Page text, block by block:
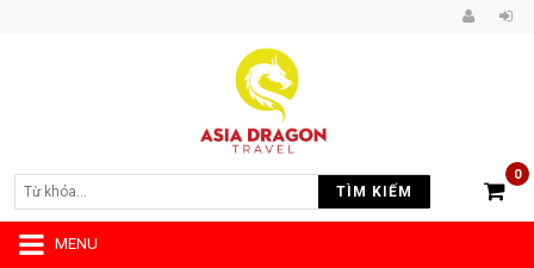
TÌM KIẾM
0
MENU